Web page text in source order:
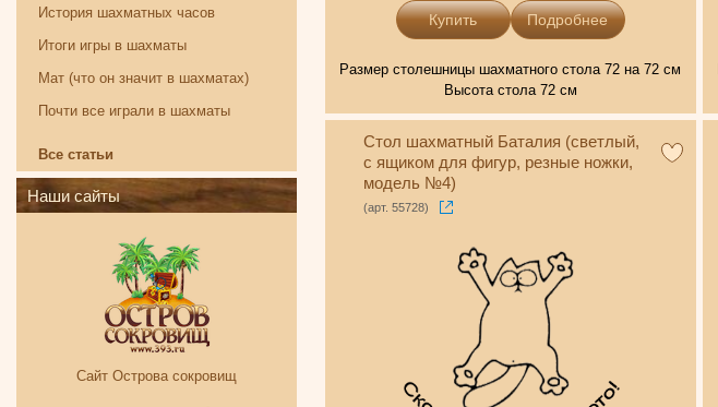
Подробнее
Размер столешницы шахматного стола 72 на 72 см
Высота стола 72 см
Стол шахматный Баталия (светлый,
с ящиком для фигур, резные ножки,
модель №4)
(арт. 55728)
История шахматных часов
Итоги игры в шахматы
Мат (что он значит в шахматах)
Почти все играли в шахматы
Все статьи
Наши сайты
Сайт Острова сокровищ